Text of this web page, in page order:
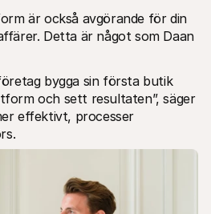
är också avgörande för din
Detta är något som Daan
bygga sin första butik
och sett resultaten”, säger
effektivt, processer